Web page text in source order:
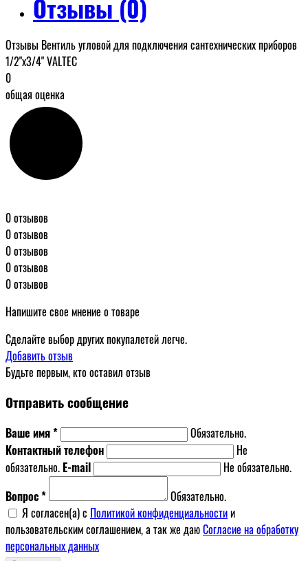
Отзывы (0)
Отзывы Вентиль угловой для подключения сантехнических приборов
1/2"x3/4" VALTEC
0
общая оценка
0 отзывов
0 отзывов
0 отзывов
0 отзывов
0 отзывов
Напишите свое мнение о товаре
Сделайте выбор других покупалетей легче.
Добавить отзыв
Будьте первым, кто оставил отзыв
Отправить сообщение
Ваше имя *
Обязательно.
Контактный телефон
Не
обязательно. E-mail
Не обязательно.
Вопрос *
Обязательно.
Я согласен(a) с Политикой конфиденциальностии
пользовательским соглашением, а так же даюСогласие на обработку
персональных данных